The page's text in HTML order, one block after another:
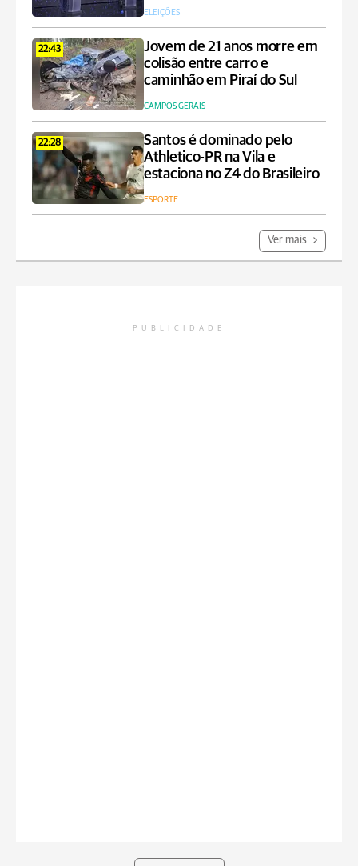
ELEIÇÕES
22:43
Jovem de 21 anos morre em
colisão entre carro e
caminhão em Piraí do Sul
CAMPOS GERAIS
22:28
Santos é dominado pelo
Athletico-PR na Vila e
estaciona no Z4 do Brasileiro
ESPORTE
Ver mais
PUBLICIDADE